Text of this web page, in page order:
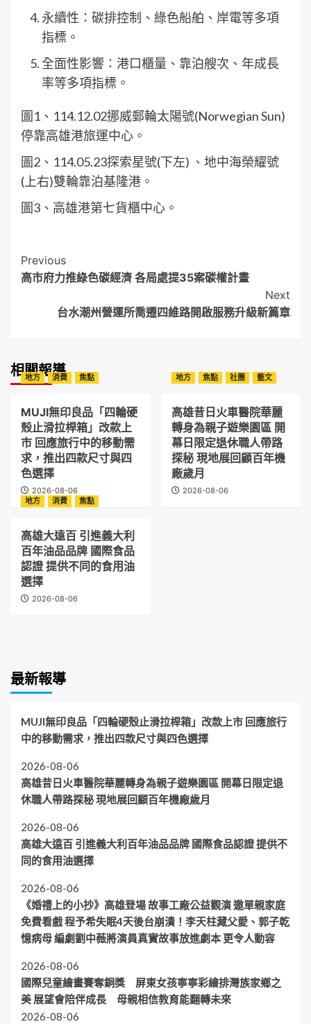
永續性：碳排控制、綠色船舶、岸電等多項
指標。
全面性影響：港口櫃量、靠泊艘次、年成長
率等多項指標。
圖1、114.12.02挪威郵輪太陽號(Norwegian Sun)
停靠高雄港旅運中心。
圖2、114.05.23探索星號(下左) 、地中海榮耀號
(上右)雙輪靠泊基隆港。
圖3、高雄港第七貨櫃中心。
Post
Navigation
Previous
高市府力推綠色碳經濟 各局處提35案碳權計畫
Next
台水潮州營運所喬遷四維路開啟服務升級新篇章
相關報導
地方 消費 焦點
MUJI無印良品「四輪硬
殼止滑拉桿箱」改款上
市 回應旅行中的移動需
求，推出四款尺寸與四
色選擇
2026-08-06
地方 焦點 社團 藝文
高雄昔日火車醫院華麗
轉身為親子遊樂園區 開
幕日限定退休職人帶路
探秘 現地展回顧百年機
廠歲月
2026-08-06
地方
消費 焦點
高雄大遠百 引進義大利
百年油品品牌 國際食品
認證 提供不同的食用油
選擇
2026-08-06
最新報導
MUJI無印良品「四輪硬殼止滑拉桿箱」改款上市 回應旅行
中的移動需求，推出四款尺寸與四色選擇
2026-08-06
高雄昔日火車醫院華麗轉身為親子遊樂園區 開幕日限定退
休職人帶路探秘 現地展回顧百年機廠歲月
2026-08-06
高雄大遠百 引進義大利百年油品品牌 國際食品認證 提供不
同的食用油選擇
2026-08-06
《婚禮上的小抄》高雄登場 故事工廠公益觀演 邀單親家庭
免費看戲 程予希失眠4天後台崩潰！李天柱藏父愛、郭子乾
憶病母 編劇劉中薇將演員真實故事放進劇本 更令人動容
2026-08-06
國際兒童繪畫賽奪銅獎 屏東女孩寧寧彩繪排灣族家鄉之
美 展望會陪伴成長 母親相信教育能翻轉未來
2026-08-06